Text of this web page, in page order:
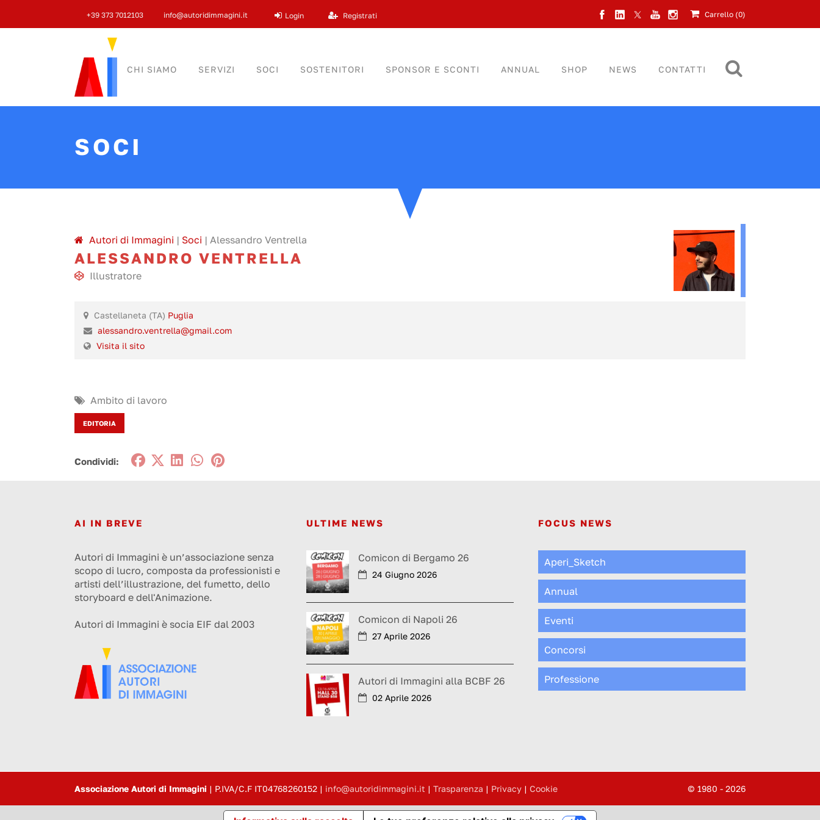
+39 373 7012103 info@autoridimmagini.it Login Registrati Carrello (0)
CHI SIAMO SERVIZI SOCI SOSTENITORI SPONSOR E SCONTI ANNUAL SHOP NEWS CONTATTI
SOCI
Autori di Immagini | Soci | Alessandro Ventrella
ALESSANDRO VENTRELLA
Illustratore
Castellaneta (TA) Puglia
alessandro.ventrella@gmail.com
Visita il sito
Ambito di lavoro
EDITORIA
Condividi:
AI IN BREVE
Autori di Immagini è un’associazione senza
scopo di lucro, composta da professionisti e
artisti dell’illustrazione, del fumetto, dello
storyboard e dell'Animazione.
Autori di Immagini è socia EIF dal 2003
ULTIME NEWS
Comicon di Bergamo 26
24 Giugno 2026
Comicon di Napoli 26
27 Aprile 2026
Autori di Immagini alla BCBF 26
02 Aprile 2026
FOCUS NEWS
Aperi_Sketch
Annual
Eventi
Concorsi
Professione
Associazione Autori di Immagini | P.IVA/C.F IT04768260152 | info@autoridimmagini.it | Trasparenza | Privacy | Cookie © 1980 - 2026